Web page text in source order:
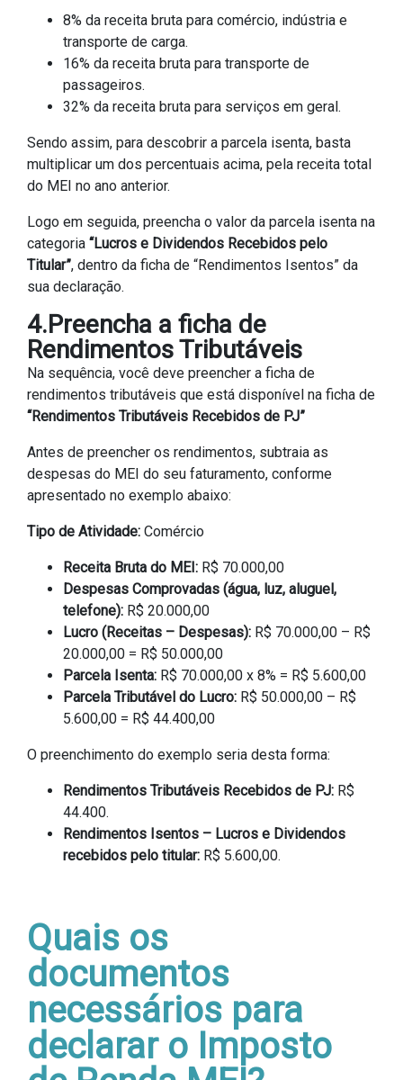
8% da receita bruta para comércio, indústria e
transporte de carga.
16% da receita bruta para transporte de
passageiros.
32% da receita bruta para serviços em geral.
Sendo assim, para descobrir a parcela isenta, basta
multiplicar um dos percentuais acima, pela receita total
do MEI no ano anterior.
Logo em seguida, preencha o valor da parcela isenta na
categoria “Lucros e Dividendos Recebidos pelo
Titular”, dentro da ficha de “Rendimentos Isentos” da
sua declaração.
4.Preencha a ficha de
Rendimentos Tributáveis
Na sequência, você deve preencher a ficha de
rendimentos tributáveis que está disponível na ficha de
“Rendimentos Tributáveis Recebidos de PJ”
Antes de preencher os rendimentos, subtraia as
despesas do MEI do seu faturamento, conforme
apresentado no exemplo abaixo:
Tipo de Atividade: Comércio
Receita Bruta do MEI: R$ 70.000,00
Despesas Comprovadas (água, luz, aluguel,
telefone): R$ 20.000,00
Lucro (Receitas – Despesas): R$ 70.000,00 – R$
20.000,00 = R$ 50.000,00
Parcela Isenta: R$ 70.000,00 x 8% = R$ 5.600,00
Parcela Tributável do Lucro: R$ 50.000,00 – R$
5.600,00 = R$ 44.400,00
O preenchimento do exemplo seria desta forma:
Rendimentos Tributáveis Recebidos de PJ: R$
44.400.
Rendimentos Isentos – Lucros e Dividendos
recebidos pelo titular: R$ 5.600,00.
Quais os
documentos
necessários para
declarar o Imposto